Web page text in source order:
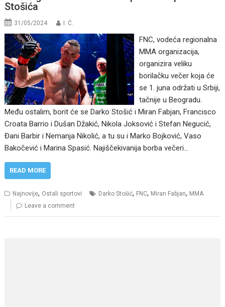
Stošića
31/05/2024 I. Ć.
FNC, vodeća regionalna
MMA organizacija,
organizira veliku
borilačku večer koja će
se 1. juna održati u Srbiji,
tačnije u Beogradu.
Među ostalim, borit će se Darko Stošić i Miran Fabjan, Francisco
Croata Barrio i Dušan Džakić, Nikola Joksović i Stefan Negucić,
Đani Barbir i Nemanja Nikolić, a tu su i Marko Bojković, Vaso
Bakočević i Marina Spasić. Najiščekivanija borba večeri…
READ MORE
Najnovije, Ostali sportovi Darko Stošić, FNC, Miran Fabjan, MMA
Leave a comment